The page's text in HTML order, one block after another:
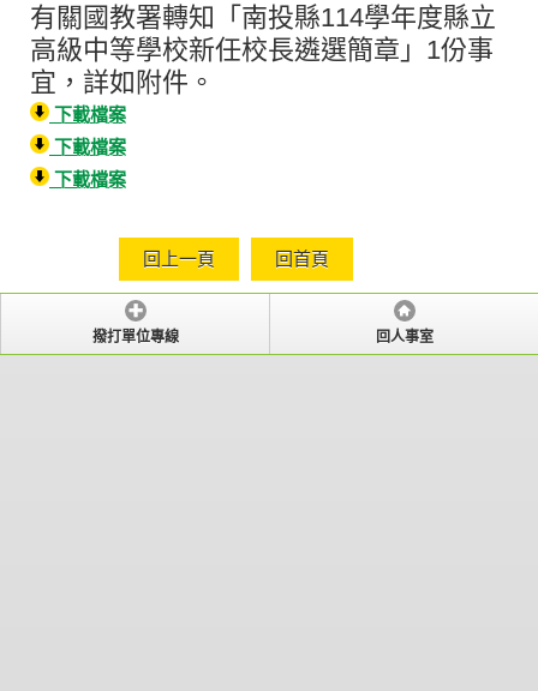
有關國教署轉知「南投縣114學年度縣立
高級中等學校新任校長遴選簡章」1份事
宜，詳如附件。
下載檔案
下載檔案
下載檔案
回上一頁 回首頁
撥打單位專線 回人事室